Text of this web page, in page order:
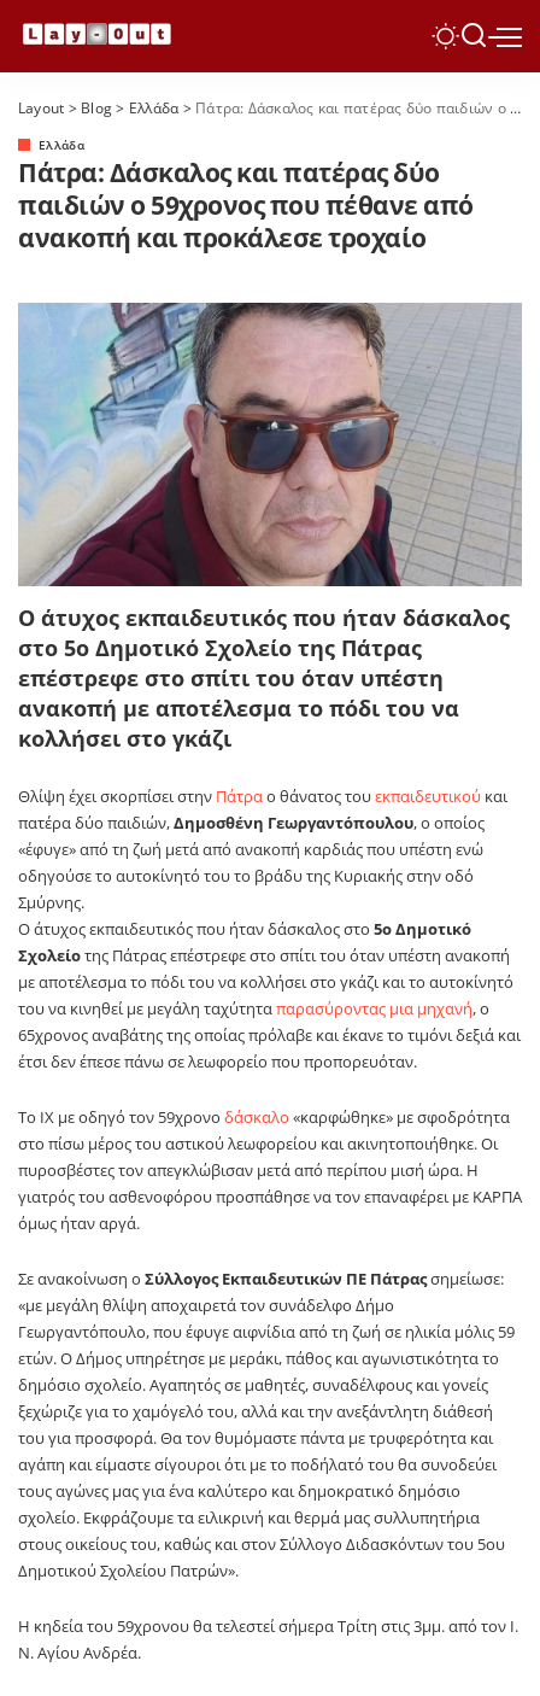
Layout > Blog> Ελλάδα> Πάτρα: Δάσκαλος και πατέρας δύο παιδιών ο 59χρονος που πέθανε από ανακοπή και προκάλεσε τροχαίο
Ελλάδα
Πάτρα: Δάσκαλος και πατέρας δύο
παιδιών ο 59χρονος που πέθανε από
ανακοπή και προκάλεσε τροχαίο
Ο άτυχος εκπαιδευτικός που ήταν δάσκαλος
στο 5ο Δημοτικό Σχολείο της Πάτρας
επέστρεφε στο σπίτι του όταν υπέστη
ανακοπή με αποτέλεσμα το πόδι του να
κολλήσει στο γκάζι
Θλίψη έχει σκορπίσει στην Πάτραο θάνατος τουεκπαιδευτικού και
πατέρα δύο παιδιών,Δημοσθένη Γεωργαντόπουλου, ο οποίος
«έφυγε» από τη ζωή μετά από ανακοπή καρδιάς που υπέστη ενώ
οδηγούσε το αυτοκίνητό του το βράδυ της Κυριακής στην οδό
Σμύρνης.
Ο άτυχος εκπαιδευτικός που ήταν δάσκαλος στο 5ο Δημοτικό
Σχολείοτης Πάτρας επέστρεφε στο σπίτι του όταν υπέστη ανακοπή
με αποτέλεσμα το πόδι του να κολλήσει στο γκάζι και το αυτοκίνητό
του να κινηθεί με μεγάλη ταχύτηταπαρασύροντας μια μηχανή, ο
65χρονος αναβάτης της οποίας πρόλαβε και έκανε το τιμόνι δεξιά και
έτσι δεν έπεσε πάνω σε λεωφορείο που προπορευόταν.
Το ΙΧ με οδηγό τον 59χρονο δάσκαλο «καρφώθηκε» με σφοδρότητα
στο πίσω μέρος του αστικού λεωφορείου και ακινητοποιήθηκε. Οι
πυροσβέστες τον απεγκλώβισαν μετά από περίπου μισή ώρα. Η
γιατρός του ασθενοφόρου προσπάθησε να τον επαναφέρει με ΚΑΡΠΑ
όμως ήταν αργά.
Σε ανακοίνωση ο Σύλλογος Εκπαιδευτικών ΠΕ Πάτραςσημείωσε:
«με μεγάλη θλίψη αποχαιρετά τον συνάδελφο Δήμο
Γεωργαντόπουλο, που έφυγε αιφνίδια από τη ζωή σε ηλικία μόλις 59
ετών. Ο Δήμος υπηρέτησε με μεράκι, πάθος και αγωνιστικότητα το
δημόσιο σχολείο. Αγαπητός σε μαθητές, συναδέλφους και γονείς
ξεχώριζε για το χαμόγελό του, αλλά και την ανεξάντλητη διάθεσή
του για προσφορά. Θα τον θυμόμαστε πάντα με τρυφερότητα και
αγάπη και είμαστε σίγουροι ότι με το ποδήλατό του θα συνοδεύει
τους αγώνες μας για ένα καλύτερο και δημοκρατικό δημόσιο
σχολείο. Εκφράζουμε τα ειλικρινή και θερμά μας συλλυπητήρια
στους οικείους του, καθώς και στον Σύλλογο Διδασκόντων του 5ου
Δημοτικού Σχολείου Πατρών».
Η κηδεία του 59χρονου θα τελεστεί σήμερα Τρίτη στις 3μμ. από τον Ι.
Ν. Αγίου Ανδρέα.